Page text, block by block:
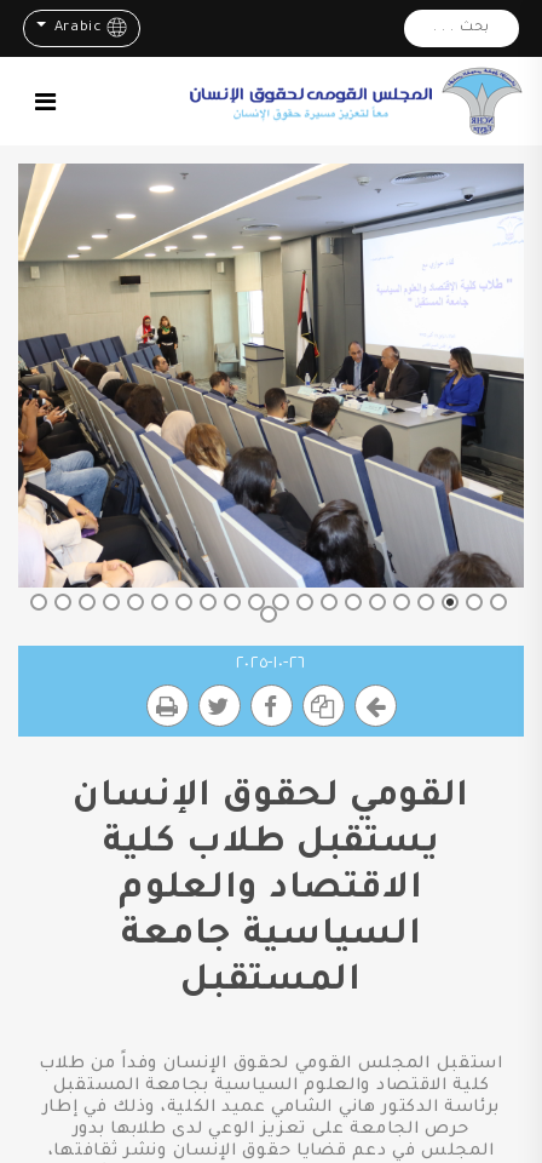
بحث . . . Arabic
٢٦-١٠-٢٠٢٥
القومي لحقوق الإنسان
يستقبل طلاب كلية
الاقتصاد والعلوم
السياسية جامعة
المستقبل
استقبل المجلس القومي لحقوق الإنسان وفداً من طلاب
كلية الاقتصاد والعلوم السياسية بجامعة المستقبل
برئاسة الدكتور هاني الشامي عميد الكلية، وذلك في إطار
حرص الجامعة على تعزيز الوعي لدى طلابها بدور
المجلس في دعم قضايا حقوق الإنسان ونشر ثقافتها،